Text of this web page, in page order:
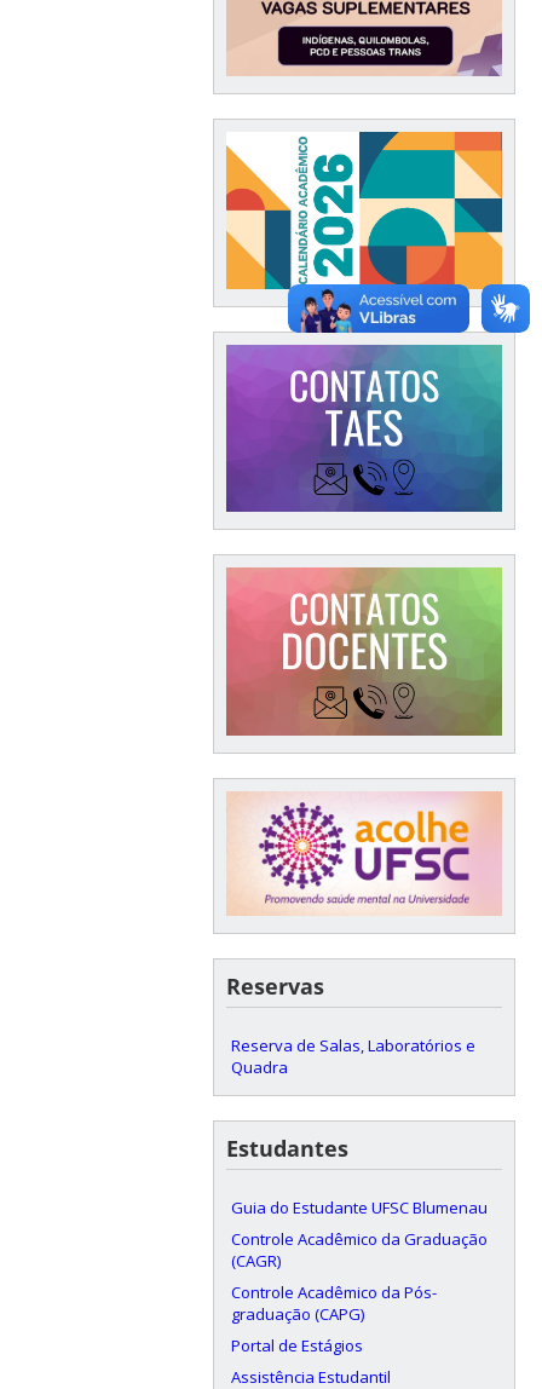
Reservas
Reserva de Salas, Laboratórios e
Quadra
Estudantes
Guia do Estudante UFSC Blumenau
Controle Acadêmico da Graduação
(CAGR)
Controle Acadêmico da Pós-
graduação (CAPG)
Portal de Estágios
Assistência Estudantil